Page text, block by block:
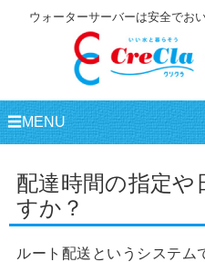
ウォーターサーバーは安全でお
☰MENU
配達時間の指定や
すか？
ルート配送というシステム